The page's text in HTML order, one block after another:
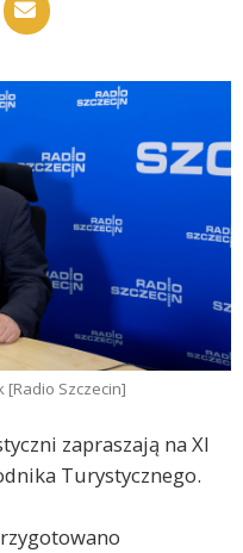
[Radio Szczecin]
zapraszają na XI
Turystycznego.